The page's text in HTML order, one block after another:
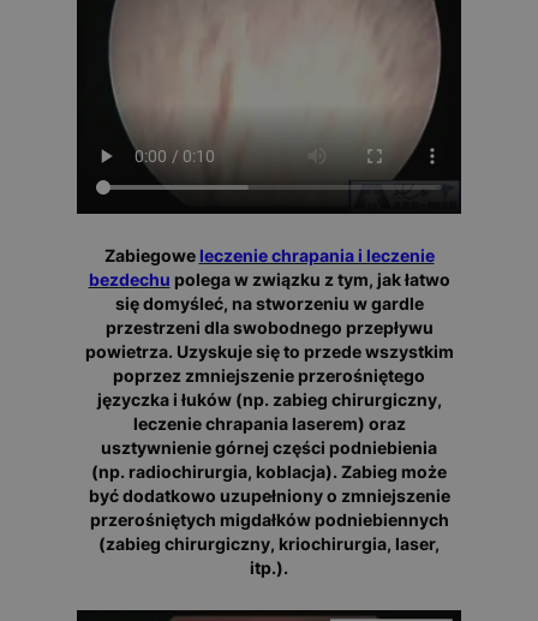
Zabiegowe leczenie chrapania i leczenie
bezdechu polega w związku z tym, jak łatwo
się domyśleć, na stworzeniu w gardle
przestrzeni dla swobodnego przepływu
powietrza. Uzyskuje się to przede wszystkim
poprzez zmniejszenie przerośniętego
języczka i łuków (np. zabieg chirurgiczny,
leczenie chrapania laserem) oraz
usztywnienie górnej części podniebienia
(np. radiochirurgia, koblacja). Zabieg może
być dodatkowo uzupełniony o zmniejszenie
przerośniętych migdałków podniebiennych
(zabieg chirurgiczny, kriochirurgia, laser,
itp.).